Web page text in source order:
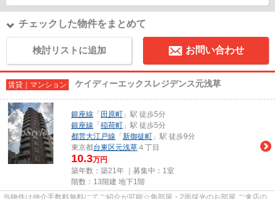
チェックした物件をまとめて
検討リストに追加 お問い合わせ
賃貸｜マンション ケイディーエックスレジデンス元浅草
銀座線 「 田原町 」駅 徒歩5分
銀座線 「 稲荷町 」駅 徒歩5分
都営大江戸線 「 新御徒町 」駅 徒歩9分
東京都台東区元浅草 ４丁目
10.3万円
築年数：築21年 ｜募集中： 1室
階数：13階建 地下1階
当物件は仲介手数料無料にてご紹介が可能☆角部屋・2面採光のお部屋 ご来店の